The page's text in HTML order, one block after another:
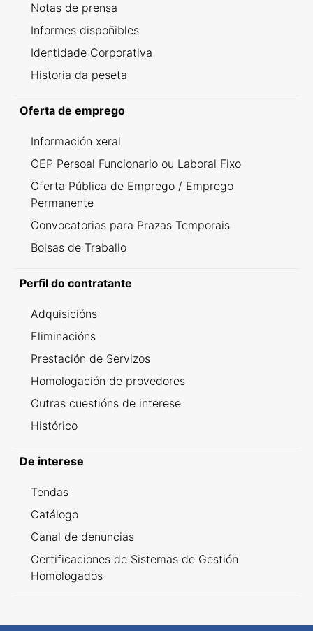
Notas de prensa
Informes dispoñibles
Identidade Corporativa
Historia da peseta
Oferta de emprego
Información xeral
OEP Persoal Funcionario ou Laboral Fixo
Oferta Pública de Emprego / Emprego
Permanente
Convocatorias para Prazas Temporais
Bolsas de Traballo
Perfil do contratante
Adquisicións
Eliminacións
Prestación de Servizos
Homologación de provedores
Outras cuestións de interese
Histórico
De interese
Tendas
Catálogo
Canal de denuncias
Certificaciones de Sistemas de Gestión
Homologados